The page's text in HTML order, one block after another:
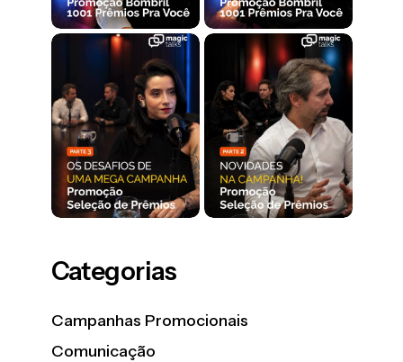
Categorias
Campanhas Promocionais
Comunicação